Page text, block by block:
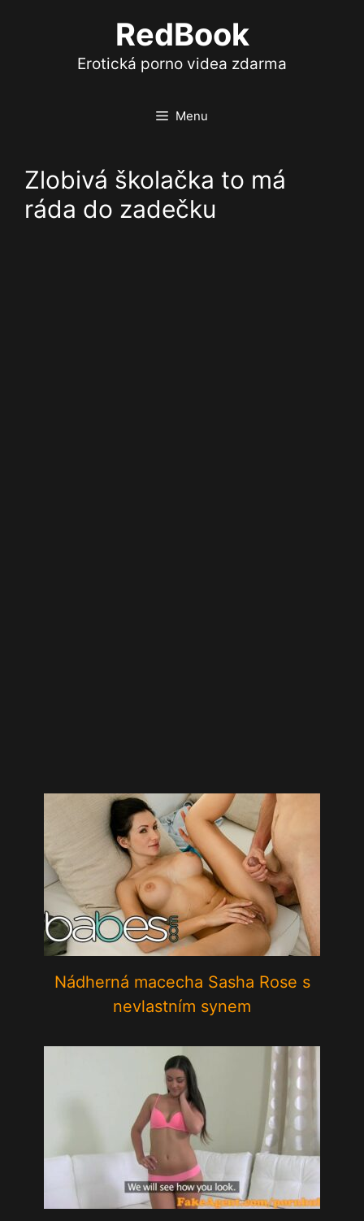
RedBook
Erotická porno videa zdarma
Menu
Zlobivá školačka to má
ráda do zadečku
Nádherná macecha Sasha Rose s
nevlastním synem